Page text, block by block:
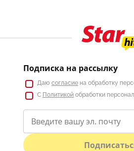
Подписка на рассылку
Даю согласие на обработку
С Политикой обработки